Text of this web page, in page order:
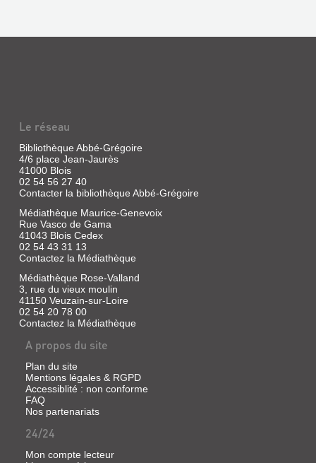
Le réseau
Bibliothèque Abbé-Grégoire
4/6 place Jean-Jaurès
41000 Blois
02 54 56 27 40
Contacter la bibliothèque Abbé-Grégoire
Médiathèque Maurice-Genevoix
Rue Vasco de Gama
41043 Blois Cedex
02 54 43 31 13
Contactez la Médiathèque
Médiathèque Rose-Valland
3, rue du vieux moulin
41150 Veuzain-sur-Loire
02 54 20 78 00
Contactez la Médiathèque
A propos du site
Plan du site
Mentions légales & RGPD
Accessiblité : non conforme
FAQ
Nos partenariats
24/24
Mon compte lecteur